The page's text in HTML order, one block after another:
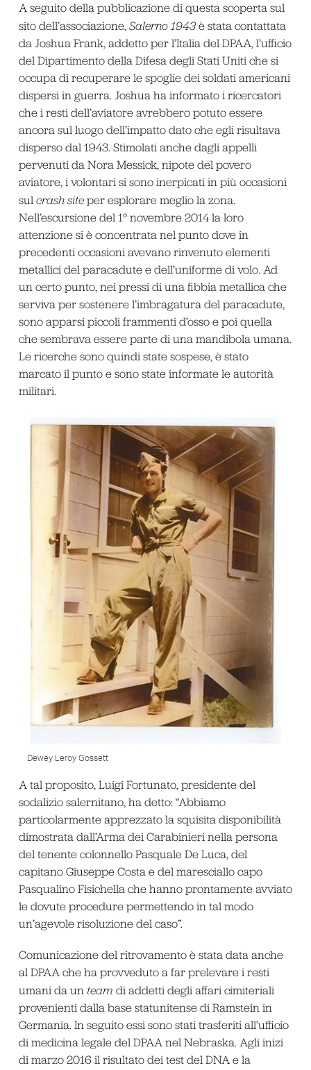
A seguito della pubblicazione di questa scoperta sul
sito dell’associazione, Salerno 1943è stata contattata
da Joshua Frank, addetto per l’Italia del DPAA, l’ufficio
del Dipartimento della Difesa degli Stati Uniti che si
occupa di recuperare le spoglie dei soldati americani
dispersi in guerra. Joshua ha informato i ricercatori
che i resti dell’aviatore avrebbero potuto essere
ancora sul luogo dell’impatto dato che egli risultava
disperso dal 1943. Stimolati anche dagli appelli
pervenuti da Nora Messick, nipote del povero
aviatore, i volontari si sono inerpicati in più occasioni
sul crash site per esplorare meglio la zona.
Nell’escursione del 1° novembre 2014 la loro
attenzione si è concentrata nel punto dove in
precedenti occasioni avevano rinvenuto elementi
metallici del paracadute e dell’uniforme di volo. Ad
un certo punto, nei pressi di una fibbia metallica che
serviva per sostenere l’imbragatura del paracadute,
sono apparsi piccoli frammenti d’osso e poi quella
che sembrava essere parte di una mandibola umana.
Le ricerche sono quindi state sospese, è stato
marcato il punto e sono state informate le autorità
militari.
Dewey Leroy Gossett
A tal proposito, Luigi Fortunato, presidente del
sodalizio salernitano, ha detto: “Abbiamo
particolarmente apprezzato la squisita disponibilità
dimostrata dall’Arma dei Carabinieri nella persona
del tenente colonnello Pasquale De Luca, del
capitano Giuseppe Costa e del maresciallo capo
Pasqualino Fisichella che hanno prontamente avviato
le dovute procedure permettendo in tal modo
un’agevole risoluzione del caso”.
Comunicazione del ritrovamento è stata data anche
al DPAA che ha provveduto a far prelevare i resti
umani da un team di addetti degli affari cimiteriali
provenienti dalla base statunitense di Ramstein in
Germania. In seguito essi sono stati trasferiti all’ufficio
di medicina legale del DPAA nel Nebraska. Agli inizi
di marzo 2016 il risultato dei test del DNA e la